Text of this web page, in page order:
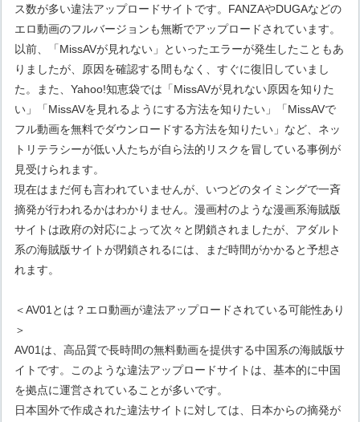
ス数が多い違法アップロードサイトです。FANZAやDUGAなどの
エロ動画のフルバージョンも無断でアップロードされています。
以前、「MissAVが見れない」といったエラーが発生したこともあ
りましたが、原因を確認する間もなく、すぐに復旧していまし
た。また、Yahoo!知恵袋では「MissAVが見れない原因を知りた
い」「MissAVを見れるようにする方法を知りたい」「MissAVで
フル動画を無料でダウンロードする方法を知りたい」など、ネッ
トリテラシーが低い人たちが自ら法的リスクを冒している事例が
見受けられます。
現在はまだ何も言われていませんが、いつどのタイミングで一斉
摘発が行われるかはわかりません。漫画村のような漫画系海賊版
サイトは政府の対応によって次々と閉鎖されましたが、アダルト
系の海賊版サイトが閉鎖されるには、まだ時間がかかると予想さ
れます。
＜AV01とは？エロ動画が違法アップロードされている可能性あり
＞
AV01は、高品質で長時間の無料動画を提供する中国系の海賊版サ
イトです。このような違法アップロードサイトは、基本的に中国
を拠点に運営されていることが多いです。
日本国外で作成された違法サイトに対しては、日本からの摘発が